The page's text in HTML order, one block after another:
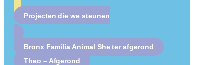
Projecten die we steunen
Bronx Familia Animal Shelter afgerond
Theo – Afgerond